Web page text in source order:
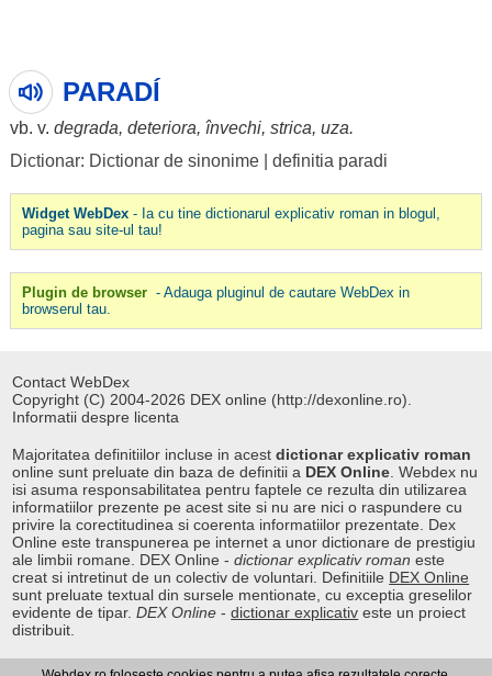
PARADÍ
vb. v. degrada, deteriora, învechi, strica, uza.
Dictionar: Dictionar de sinonime| definitia paradi
Widget WebDex- Ia cu tine dictionarul explicativ roman in blogul,
pagina sau site-ul tau!
Plugin de browser - Adauga pluginul de cautare WebDex in
browserul tau.
Contact WebDex
Copyright (C) 2004-2026 DEX online (http://dexonline.ro).
Informatii despre licenta
Majoritatea definitiilor incluse in acestdictionar explicativ roman
online sunt preluate din baza de definitii a DEX Online . Webdex nu
isi asuma responsabilitatea pentru faptele ce rezulta din utilizarea
informatiilor prezente pe acest site si nu are nici o raspundere cu
privire la corectitudinea si coerenta informatiilor prezentate. Dex
Online este transpunerea pe internet a unor dictionare de prestigiu
ale limbii romane. DEX Online -dictionar explicativ roman este
creat si intretinut de un colectiv de voluntari. Definitiile DEX Online
sunt preluate textual din sursele mentionate, cu exceptia greselilor
evidente de tipar.DEX Online -dictionar explicativ este un proiect
distribuit.